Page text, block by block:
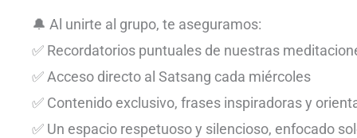
🔔 Al unirte al grupo, te aseguramos:
✅ Recordatorios puntuales de nuestras
✅ Acceso directo al Satsang cada miércoles
✅ Contenido exclusivo, frases inspiradoras y
✅ Un espacio respetuoso y silencioso, enfocado